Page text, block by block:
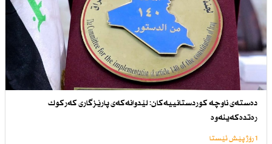
دەستەی ناوچە كوردستانییەكان: لێدوانەكەی پارێزگاری كەركوك
رەتدەكەینەوە
1 رۆژ پێش ئێستا